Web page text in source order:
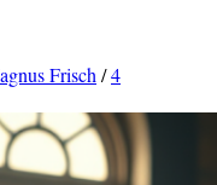
Frisch /4